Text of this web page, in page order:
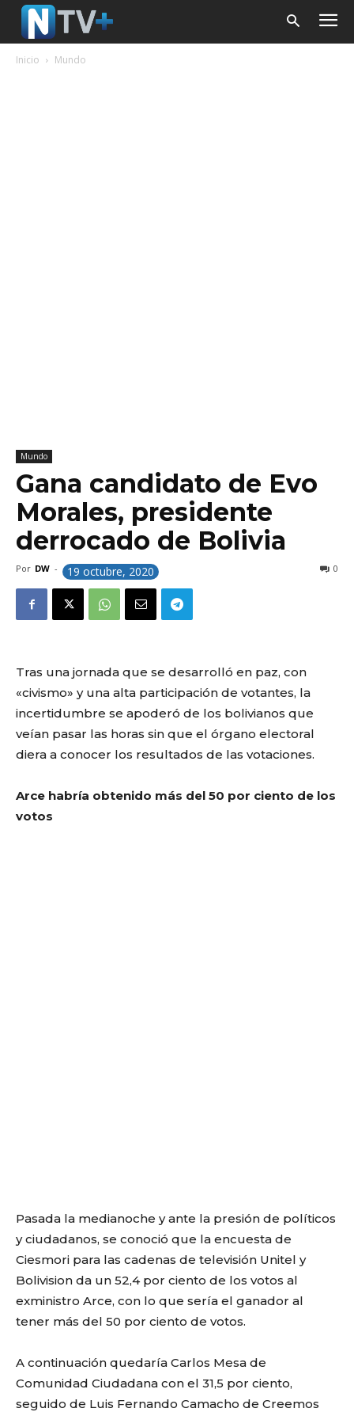
Inicio Mundo
Mundo
Gana candidato de Evo
Morales, presidente
derrocado de Bolivia
Por DW - 19 octubre, 2020 0
Tras una jornada que se desarrolló en paz, con
«civismo» y una alta participación de votantes, la
incertidumbre se apoderó de los bolivianos que
veían pasar las horas sin que el órgano electoral
diera a conocer los resultados de las votaciones.
Arce habría obtenido más del 50 por ciento de los
votos
Pasada la medianoche y ante la presión de políticos
y ciudadanos, se conoció que la encuesta de
Ciesmori para las cadenas de televisión Unitel y
Bolivision da un 52,4 por ciento de los votos al
exministro Arce, con lo que sería el ganador al
tener más del 50 por ciento de votos.
A continuación quedaría Carlos Mesa de
Comunidad Ciudadana con el 31,5 por ciento,
seguido de Luis Fernando Camacho de Creemos